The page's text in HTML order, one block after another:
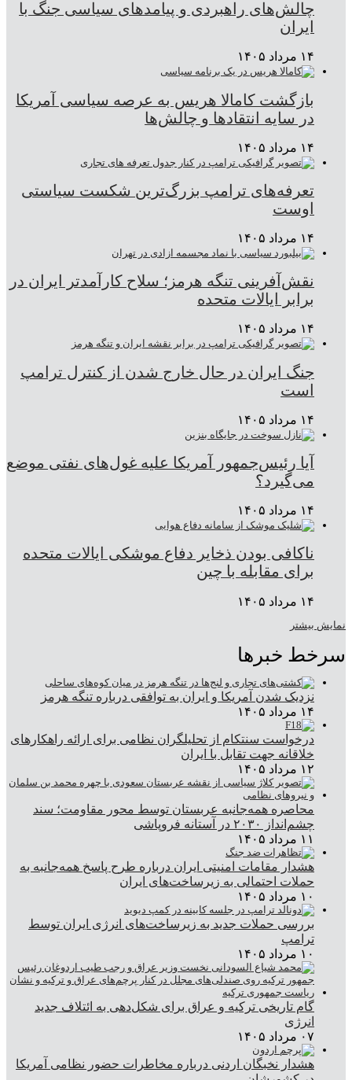
چالش‌های راهبردی و پیامدهای سیاسی جنگ با
ایران
۱۴ مرداد ۱۴۰۵
بازگشت کامالا هریس به عرصه سیاسی آمریکا
در سایه انتقادها و چالش‌ها
۱۴ مرداد ۱۴۰۵
تعرفه‌های ترامپ بزرگ‌ترین شکست سیاستی
اوست
۱۴ مرداد ۱۴۰۵
نقش‌آفرینی تنگه هرمز؛ سلاح کارآمدتر ایران در
برابر ایالات متحده
۱۴ مرداد ۱۴۰۵
جنگ ایران در حال خارج شدن از کنترل ترامپ
است
۱۴ مرداد ۱۴۰۵
آیا رئیس‌جمهور آمریکا علیه غول‌های نفتی موضع
می‌گیرد؟
۱۴ مرداد ۱۴۰۵
ناکافی بودن ذخایر دفاع موشکی ایالات متحده
برای مقابله با چین
۱۴ مرداد ۱۴۰۵
نمایش بیشتر
سرخط خبرها
نزدیک شدن آمریکا و ایران به توافقی درباره تنگه هرمز
۱۴ مرداد ۱۴۰۵
درخواست سنتکام از تحلیلگران نظامی برای ارائه راهکارهای
خلاقانه جهت تقابل با ایران
۱۲ مرداد ۱۴۰۵
محاصره همه‌جانبه عربستان توسط محور مقاومت؛ سند
چشم‌انداز ۲۰۳۰ در آستانه فروپاشی
۱۱ مرداد ۱۴۰۵
هشدار مقامات امنیتی ایران درباره طرح پاسخ همه‌جانبه به
حملات احتمالی به زیرساخت‌های ایران
۱۰ مرداد ۱۴۰۵
بررسی حملات جدید به زیرساخت‌های انرژی ایران توسط
ترامپ
۱۰ مرداد ۱۴۰۵
گام تاریخی ترکیه و عراق برای شکل‌دهی به ائتلاف جدید
انرژی
۰۷ مرداد ۱۴۰۵
هشدار نخبگان اردنی درباره مخاطرات حضور نظامی آمریکا